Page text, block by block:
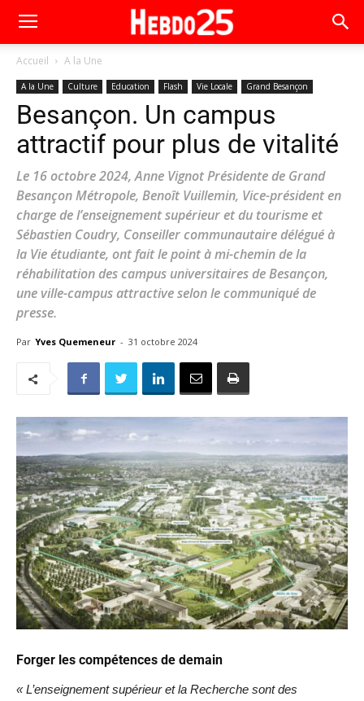
Accueil A la Une
A la Une Culture Education Flash Vie Locale Grand Besançon
Besançon. Un campus
attractif pour plus de vitalité
Le 16 octobre 2024, Anne Vignot Présidente de Grand
Besançon Métropole, Benoît Vuillemin, Vice-président en
charge de l’enseignement supérieur et du tourisme et
Sébastien Coudry, Conseiller communautaire délégué à
la Vie étudiante, ont fait le point à mi-chemin de la
réhabilitation des campus universitaires de Besançon,
une ville-campus attractive selon le communiqué de
presse.
Par Yves Quemeneur - 31 octobre 2024
Forger les compétences de demain
« L’enseignement supérieur et la Recherche sont des